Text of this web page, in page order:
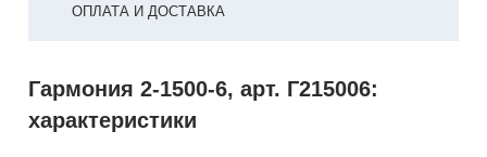
ОПЛАТА И ДОСТАВКА
Гармония 2-1500-6, арт. Г215006:
характеристики